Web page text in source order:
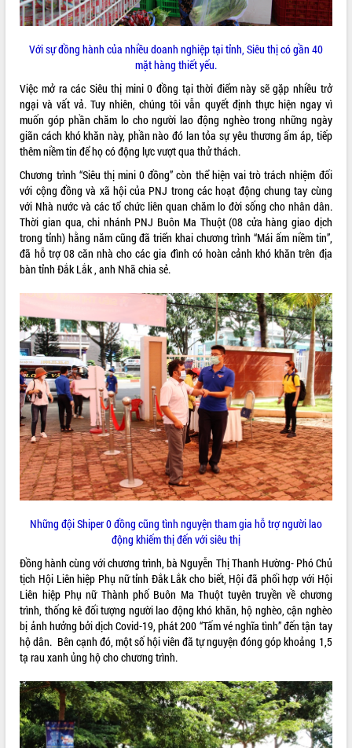
Quy hoạch và Xúc tiến đầu tư tỉnh Đắk
Lắk
Khơi thông điểm nghẽn, đẩy nhanh
giải ngân vốn khắc phục thiên tai
HĐND tỉnh thông qua điều chỉnh Quy
hoạch tỉnh thời kỳ 2021-2030
Hội thảo góp ý hồ sơ điều chỉnh quy
hoạch tỉnh Đắk Lắk thời kỳ 2021-2030,
tầm nhìn đến năm 2050
Nâng cao hiệu quả hoạt động của các
doanh nghiệp nhà nước
Hội nghị triển khai kết nối mạng
truyền số liệu chuyên dùng phục vụ cơ
quan Đảng, Nhà nước
Lễ phát động chuỗi hoạt động chung
tay làm sạch môi trường
mới
UBND tỉnh họp báo định kỳ tháng 4
năm 2026
Hội thảo khoa học “Giải pháp thúc đẩy
phát triển nền kinh tế xanh tại tỉnh
Đắk Lắk”
Tăng cường giám sát, đôn đốc thực
hiện nhiệm vụ quản lý tài sản công
hàng tuần
Tháo gỡ những vướng mắc, đẩy mạnh
công tác cải cách thủ tục hành chính
công tỉnh
Đắk Lắk: Tôn vinh 46 giải pháp tại Hội
thi Sáng tạo Kỹ thuật 2024 - 2025
Đắk Lắk rà soát, điều chỉnh Đề án 190
về phát triển nuôi trồng thủy sản
Phó Chủ tịch UBND tỉnh Đắk Lắk
Trương Công Thái kiểm tra thực địa
Dự án cao tốc Khánh Hòa - Buôn Ma
Thuột
Định vị cà phê Việt Nam như một “di
sản sống” trong dòng chảy toàn cầu
Xây dựng nông thôn mới: Nâng cao đời
sống người dân từ những mô hình thiết
Với sự đồng hành của nhiều doanh nghiệp tại tỉnh, Siêu thị có gần 40
mặt hàng thiết yếu.
Việc mở ra các Siêu thị mini 0 đồng tại thời điểm này sẽ gặp nhiều trở
ngại và vất vả. Tuy nhiên, chúng tôi vẫn quyết định thực hiện ngay vì
muốn góp phần chăm lo cho người lao động nghèo trong những ngày
giãn cách khó khăn này, phần nào đó lan tỏa sự yêu thương ấm áp, tiếp
thêm niềm tin để họ có động lực vượt qua thử thách.
Chương trình “Siêu thị mini 0 đồng” còn thể hiện vai trò trách nhiệm đối
với cộng đồng và xã hội của PNJ trong các hoạt động chung tay cùng
với Nhà nước và các tổ chức liên quan chăm lo đời sống cho nhân dân.
Thời gian qua, chi nhánh PNJ Buôn Ma Thuột (08 cửa hàng giao dịch
trong tỉnh) hằng năm cũng đã triển khai chương trình “Mái ấm niềm tin”,
đã hỗ trợ 08 căn nhà cho các gia đình có hoàn cảnh khó khăn trên địa
bàn tỉnh Đắk Lắk , anh Nhã chia sẻ.
Những đội Shiper 0 đồng cũng tình nguyện tham gia hỗ trợ người lao
động khiếm thị đến với siêu thị
Đồng hành cùng với chương trình, bà Nguyễn Thị Thanh Hường- Phó Chủ
tịch Hội Liên hiệp Phụ nữ tỉnh Đắk Lắk cho biết, Hội đã phối hợp với Hội
Liên hiệp Phụ nữ Thành phố Buôn Ma Thuột tuyên truyền về chương
trình, thống kê đối tượng người lao động khó khăn, hộ nghèo, cận nghèo
bị ảnh hưởng bởi dịch Covid-19, phát 200 “Tấm vé nghĩa tình” đến tận tay
hộ dân. Bên cạnh đó, một số hội viên đã tự nguyện đóng góp khoảng 1,5
tạ rau xanh ủng hộ cho chương trình.